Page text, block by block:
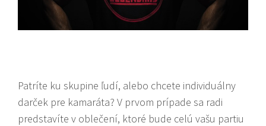
Patríte ku skupine ľudí, alebo chcete individuálny
darček pre kamaráta? V prvom prípade sa radi
predstavíte v oblečení, ktoré bude celú vašu partiu